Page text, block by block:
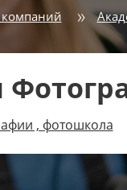
компаний
, фотошкола